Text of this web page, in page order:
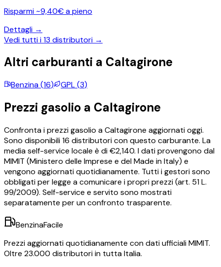
Risparmi ~9,40€ a pieno
Dettagli →
Vedi tutti i13 distributori →
Altri carburanti a Caltagirone
Benzina(16) GPL(3)
Prezzi gasolio a Caltagirone
Confronta i prezzigasolio aCaltagirone aggiornati oggi.
Sono disponibili16 distributori con questo carburante. La
media self-service locale è di €2,140. I dati provengono dal
MIMIT (Ministero delle Imprese e del Made in Italy) e
vengono aggiornati quotidianamente. Tutti i gestori sono
obbligati per legge a comunicare i propri prezzi (art. 51 L.
99/2009). Self-service e servito sono mostrati
separatamente per un confronto trasparente.
BenzinaFacile
Prezzi aggiornati quotidianamente con dati ufficiali MIMIT.
Oltre 23.000 distributori in tutta Italia.